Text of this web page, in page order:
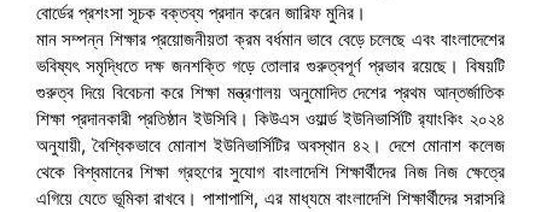
বোর্ডের প্রশংসা সূচক বক্তব্য প্রদান করেন জারিফ মুনির।
মান সম্পন্ন শিক্ষার প্রয়োজনীয়তা ক্রম বর্ধমান ভাবে বেড়ে চলেছে এবং বাংলাদেশের
ভবিষ্যৎ সমৃদ্ধিতে দক্ষ জনশক্তি গড়ে তোলার গুরুত্বপূর্ণ প্রভাব রয়েছে। বিষয়টি
গুরুত্ব দিয়ে বিবেচনা করে শিক্ষা মন্ত্রণালয় অনুমোদিত দেশের প্রথম আন্তর্জাতিক
শিক্ষা প্রদানকারী প্রতিষ্ঠান ইউসিবি। কিউএস ওয়ার্ল্ড ইউনিভার্সিটি র‌্যাংকিং ২০২৪
অনুযায়ী, বৈশ্বিকভাবে মোনাশ ইউনিভার্সিটির অবস্থান ৪২। দেশে মোনাশ কলেজ
থেকে বিশ্বমানের শিক্ষা গ্রহণের সুযোগ বাংলাদেশি শিক্ষার্থীদের নিজ নিজ ক্ষেত্রে
এগিয়ে যেতে ভূমিকা রাখবে। পাশাপাশি, এর মাধ্যমে বাংলাদেশি শিক্ষার্থীদের সরাসরি